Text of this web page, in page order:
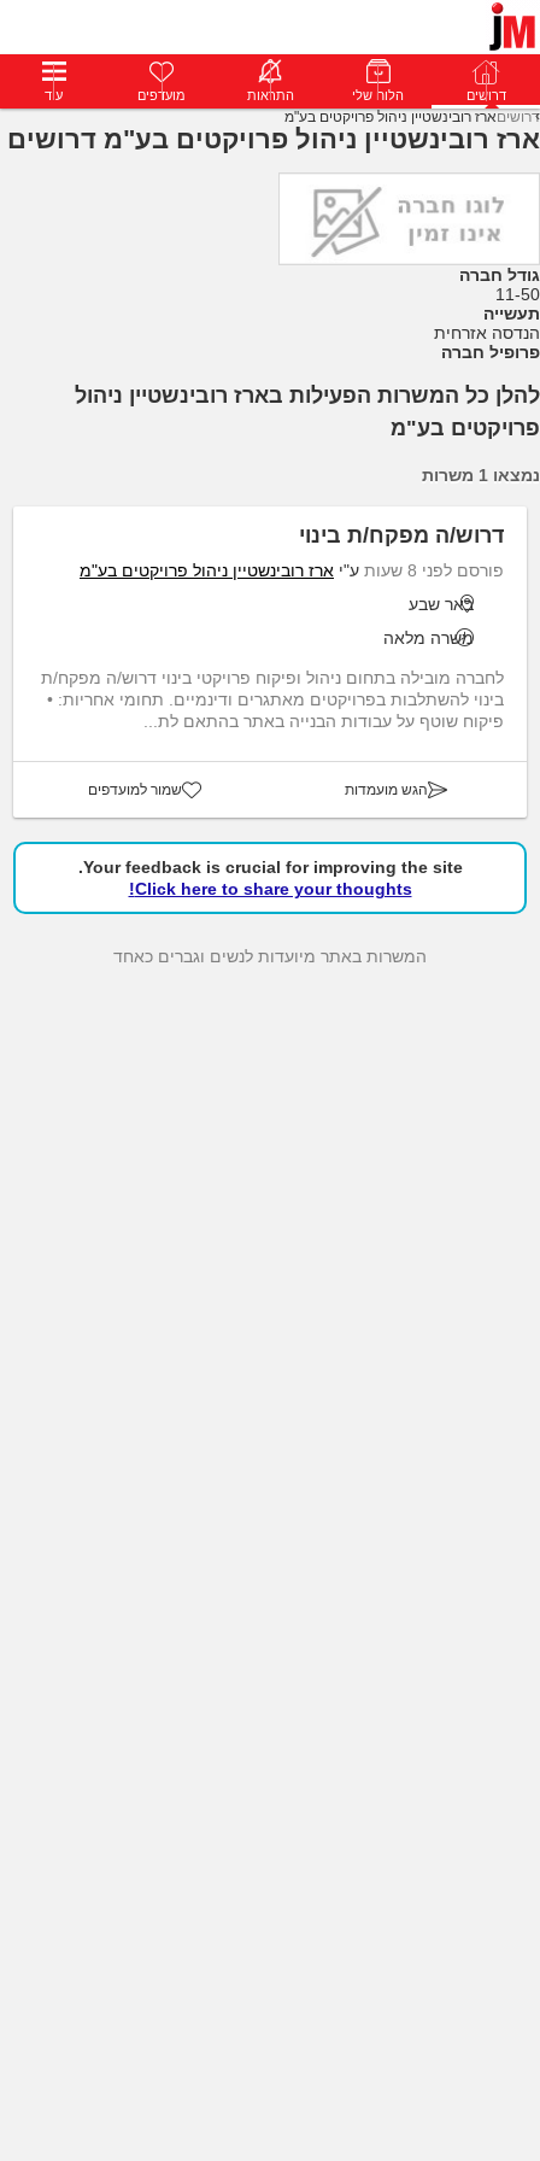
דרושים פרופילים הודעות פרימיום דרושים הלוח שלי התראות מועדפים עוד
דרושיםארז רובינשטיין ניהול פרויקטים בע"מ
ארז רובינשטיין ניהול פרויקטים בע"מ דרושים
גודל חברה
11-50
תעשייה
הנדסה אזרחית
פרופיל חברה
להלן כל המשרות הפעילות בארז רובינשטיין ניהול
פרויקטים בע"מ
נמצאו 1 משרות
דרוש/ה מפקח/ת בינוי
פורסם לפני 8 שעות ע"י ארז רובינשטיין ניהול פרויקטים בע"מ
באר שבע
משרה מלאה
לחברה מובילה בתחום ניהול ופיקוח פרויקטי בינוי דרוש/ה מפקח/ת
בינוי להשתלבות בפרויקטים מאתגרים ודינמיים. תחומי אחריות: •
פיקוח שוטף על עבודות הבנייה באתר בהתאם לת...
הגש מועמדות שמור למועדפים
Your feedback is crucial for improving the site.
Click here to share your thoughts!
המשרות באתר מיועדות לנשים וגברים כאחד